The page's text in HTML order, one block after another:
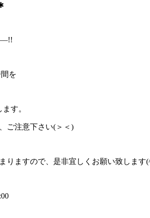
を
す。
ご注意下さい(＞＜)
りますので、是非宜しくお願い致します